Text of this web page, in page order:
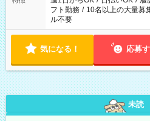
フト勤務 / 10名以上の大量募
ル不要
気になる！ 応募
未読